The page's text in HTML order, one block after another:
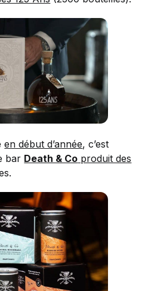
en début d’année, c’est
bar Death & Co produit des